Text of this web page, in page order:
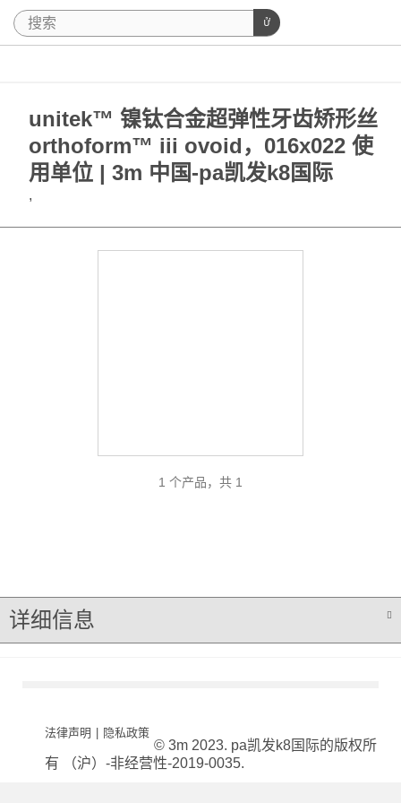
unitek™ 镍钛合金超弹性牙齿矫形丝
orthoform™ iii ovoid，016x022 使
用单位 | 3m 中国-pa凯发k8国际
,
1 个产品，共 1
详细信息
法律声明 | 隐私政策
© 3m 2023. pa凯发k8国际的版权所
有 （沪）-非经营性-2019-0035.